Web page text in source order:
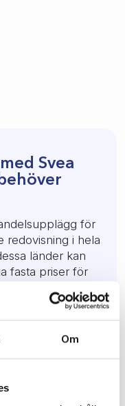
Om
Svea
för
redovisning i hela
länder kan
fasta priser för
och i Norge.
inloggning till
själva ta ut
VAT Adviser